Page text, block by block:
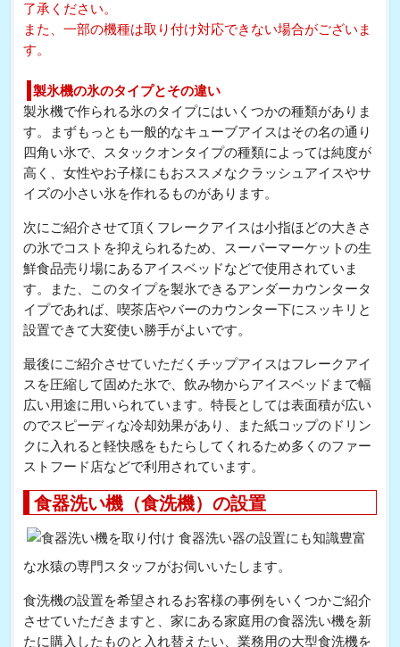
了承ください。
また、一部の機種は取り付け対応できない場合がございま
す。
製氷機の氷のタイプとその違い
製氷機で作られる氷のタイプにはいくつかの種類がありま
す。まずもっとも一般的なキューブアイスはその名の通り
四角い氷で、スタックオンタイプの種類によっては純度が
高く、女性やお子様にもおススメなクラッシュアイスやサ
イズの小さい氷を作れるものがあります。
次にご紹介させて頂くフレークアイスは小指ほどの大きさ
の氷でコストを抑えられるため、スーパーマーケットの生
鮮食品売り場にあるアイスベッドなどで使用されていま
す。また、このタイプを製氷できるアンダーカウンタータ
イプであれば、喫茶店やバーのカウンター下にスッキリと
設置できて大変使い勝手がよいです。
最後にご紹介させていただくチップアイスはフレークアイ
スを圧縮して固めた氷で、飲み物からアイスベッドまで幅
広い用途に用いられています。特長としては表面積が広い
のでスピーディな冷却効果があり、また紙コップのドリン
クに入れると軽快感をもたらしてくれるため多くのファー
ストフード店などで利用されています。
食器洗い機（食洗機）の設置
食器洗い器の設置にも知識豊富
な水猿の専門スタッフがお伺いいたします。
食洗機の設置を希望されるお客様の事例をいくつかご紹介
させていただきますと、家にある家庭用の食器洗い機を新
たに購入したものと入れ替えたい、業務用の大型食洗機を